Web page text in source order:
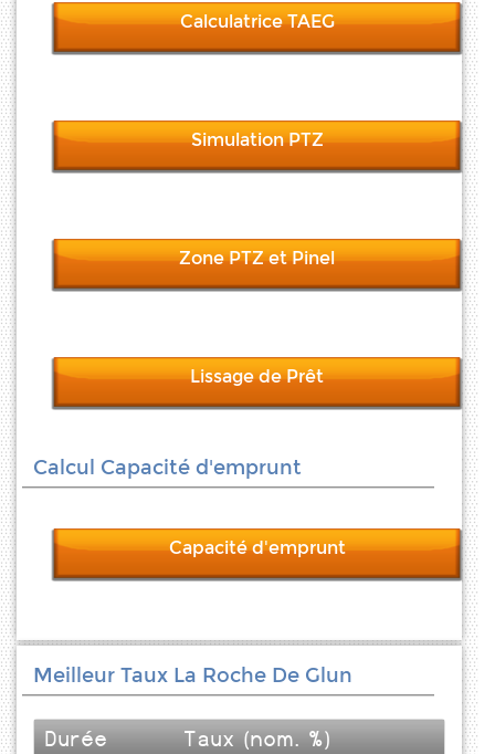
Calculatrice TAEG
Simulation PTZ
Zone PTZ et Pinel
Lissage de Prêt
Calcul Capacité d'emprunt
Capacité d'emprunt
Meilleur Taux La Roche De Glun
Durée
Taux (nom. %)